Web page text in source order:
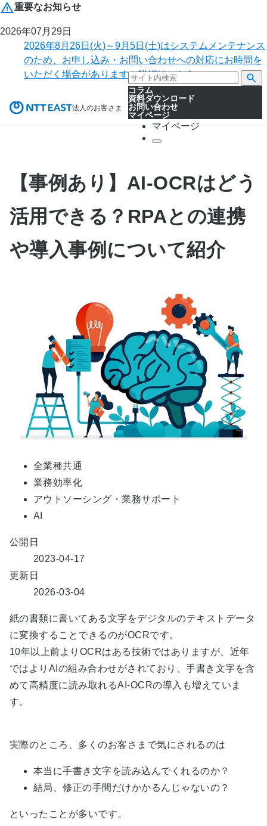
重要なお知らせ
2026年07月29日
2026年8月26日(火)～9月5日(土)はシステムメンテナンス
のため、お申し込み・お問い合わせへの対応にお時間を
いただく場合があります。詳細はこちら。
法人のお客さま
コラム
資料ダウンロード
お問い合わせ
マイページ
マイページ
【事例あり】AI-OCRはどう
活用できる？RPAとの連携
や導入事例について紹介
全業種共通
業務効率化
アウトソーシング・業務サポート
AI
公開日
2023-04-17
更新日
2026-03-04
紙の書類に書いてある文字をデジタルのテキストデータ
に変換することできるのがOCRです。
10年以上前よりOCRはある技術ではありますが、近年
ではよりAIの組み合わせがされており、手書き文字を含
めて高精度に読み取れるAI-OCRの導入も増えていま
す。
実際のところ、多くのお客さまで気にされるのは
本当に手書き文字を読み込んでくれるのか？
結局、修正の手間だけかかるんじゃないの？
といったことが多いです。